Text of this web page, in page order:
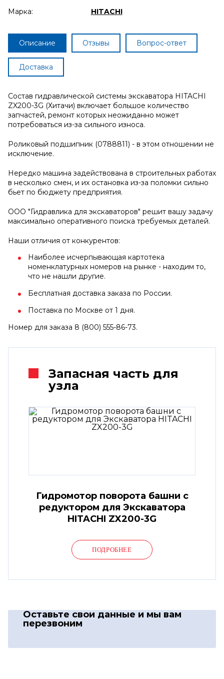
Марка:
HITACHI
Описание Отзывы Вопрос-ответ
Доставка
Состав гидравлической системы экскаватора HITACHI
ZX200-3G (Хитачи) включает большое количество
запчастей, ремонт которых неожиданно может
потребоваться из-за сильного износа.
Роликовый подшипник (0788811) - в этом отношении не
исключение.
Нередко машина задействована в строительных работах
в несколько смен, и их остановка из-за поломки сильно
бьет по бюджету предприятия.
ООО "Гидравлика для экскаваторов" решит вашу задачу
максимально оперативного поиска требуемых деталей.
Наши отличия от конкурентов:
Наиболее исчерпывающая картотека
номенклатурных номеров на рынке - находим то,
что не нашли другие.
Бесплатная доставка заказа по России.
Поставка по Москве от 1 дня.
Номер для заказа 8 (800) 555-86-73.
Запасная часть для
узла
Гидромотор поворота башни с
редуктором для Экскаватора
HITACHI ZX200-3G
ПОДРОБНЕЕ
Оставьте свои данные и мы вам
перезвоним